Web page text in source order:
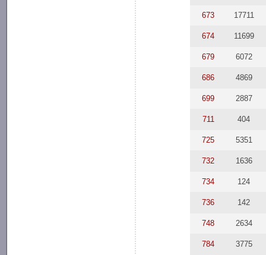
673 17711
674 11699
679 6072
686 4869
699 2887
711 404
725 5351
732 1636
734 124
736 142
748 2634
784 3775